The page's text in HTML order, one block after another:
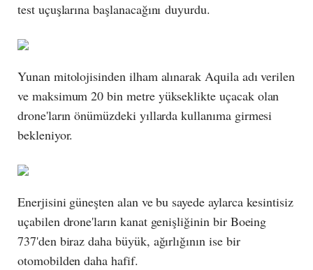
test uçuşlarına başlanacağını duyurdu.
Yunan mitolojisinden ilham alınarak Aquila adı verilen
ve maksimum 20 bin metre yükseklikte uçacak olan
drone'ların önümüzdeki yıllarda kullanıma girmesi
bekleniyor.
Enerjisini güneşten alan ve bu sayede aylarca kesintisiz
uçabilen drone'ların kanat genişliğinin bir Boeing
737'den biraz daha büyük, ağırlığının ise bir
otomobilden daha hafif.